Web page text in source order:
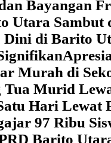
Bayangan
Utara
Dini di Barito
Murah di
Murid
Hari Lewat
97 Ribu
Barito